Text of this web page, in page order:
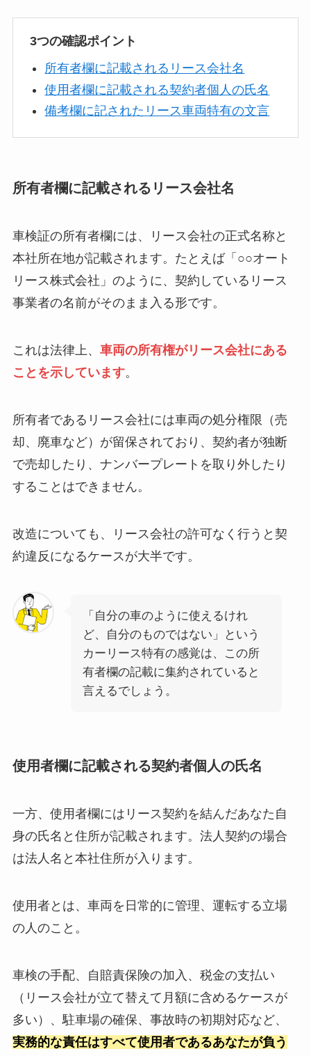
3つの確認ポイント
所有者欄に記載されるリース会社名
使用者欄に記載される契約者個人の氏名
備考欄に記されたリース車両特有の文言
所有者欄に記載されるリース会社名
車検証の所有者欄には、リース会社の正式名称と
本社所在地が記載されます。たとえば「○○オート
リース株式会社」のように、契約しているリース
事業者の名前がそのまま入る形です。
これは法律上、 車両の所有権がリース会社にある
ことを示しています。
所有者であるリース会社には車両の処分権限（売
却、廃車など）が留保されており、契約者が独断
で売却したり、ナンバープレートを取り外したり
することはできません。
改造についても、リース会社の許可なく行うと契
約違反になるケースが大半です。
「自分の車のように使えるけれ
ど、自分のものではない」という
カーリース特有の感覚は、この所
有者欄の記載に集約されていると
言えるでしょう。
使用者欄に記載される契約者個人の氏名
一方、使用者欄にはリース契約を結んだあなた自
身の氏名と住所が記載されます。法人契約の場合
は法人名と本社住所が入ります。
使用者とは、車両を日常的に管理、運転する立場
の人のこと。
車検の手配、自賠責保険の加入、税金の支払い
（リース会社が立て替えて月額に含めるケースが
多い）、駐車場の確保、事故時の初期対応など、
実務的な責任はすべて使用者であるあなたが負う